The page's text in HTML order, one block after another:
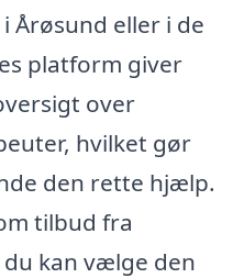
Årøsund eller i de
platform giver
over
hvilket gør
den rette hjælp.
tilbud fra
kan vælge den